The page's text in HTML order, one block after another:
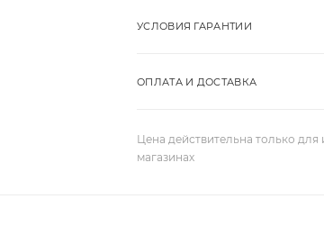
УСЛОВИЯ ГАРАНТИИ
ОПЛАТА И ДОСТАВКА
Цена действительна только
магазинах